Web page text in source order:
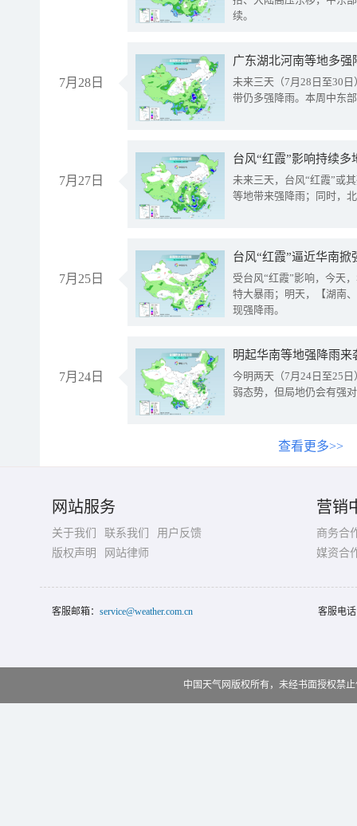
续。
7月28日
广东湖北河南等地多
未来三天（7月28日至30
带仍多强降雨。本周中东
7月27日
台风“红霞”影响持续
未来三天，台风“红霞”或
等地带来强降雨；同时，
7月25日
台风“红霞”逼近华南
受台风“红霞”影响，今天
特大暴雨；明天，【湖南
现强降雨。
7月24日
明起华南等地强降雨
今明两天（7月24日至25
弱态势，但局地仍会有强
查看更多>>
网站服务
关于我们 联系我们
用户反馈
版权声明
网站律师
营销
商务合
媒资合
客服邮箱： service@weather.com.cn 客服电
中国天气网版权所有，未经书面授权